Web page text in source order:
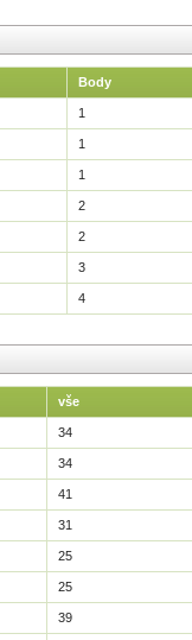
Body
1
1
1
2
2
3
4
vše
34
34
41
31
25
25
39